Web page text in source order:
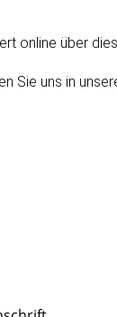
online über
Sie uns in